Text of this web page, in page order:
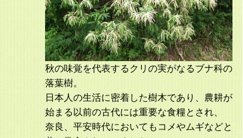
秋の味覚を代表するクリの実がなるブナ科の
落葉樹。
日本人の生活に密着した樹木であり、農耕が
始まる以前の古代には重要な食糧とされ、
奈良、平安時代においてもコメやムギなどと